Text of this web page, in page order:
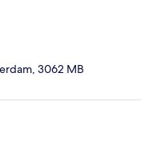
3062 MB